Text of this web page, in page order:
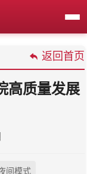
返回首页
高质量发展
间模式